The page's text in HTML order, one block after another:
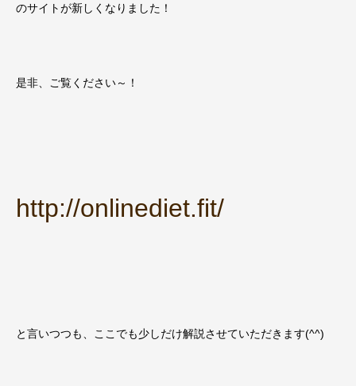
のサイトが新しくなりました！
是非、ご覧ください～！
http://onlinediet.fit/
と言いつつも、ここでも少しだけ解説させていただきます(^^)